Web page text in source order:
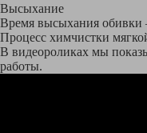
Высыхание
Время высыхания обивки
Процесс химчистки
В видеороликах мы
работы.